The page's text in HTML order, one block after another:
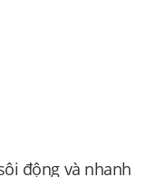
động và nhanh